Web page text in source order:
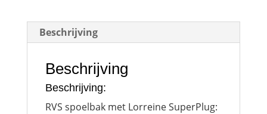
Beschrijving
Beschrijving
Beschrijving:
RVS spoelbak met Lorreine SuperPlug: